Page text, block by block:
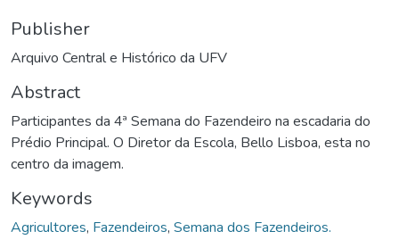
Publisher
Arquivo Central e Histórico da UFV
Abstract
Participantes da 4ª Semana do Fazendeiro na escadaria do
Prédio Principal. O Diretor da Escola, Bello Lisboa, esta no
centro da imagem.
Keywords
Agricultores, Fazendeiros, Semana dos Fazendeiros.